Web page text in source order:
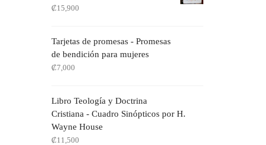
₡15,900
Tarjetas de promesas - Promesas
de bendición para mujeres
₡7,000
Libro Teología y Doctrina
Cristiana - Cuadro Sinópticos por H.
Wayne House
₡11,500